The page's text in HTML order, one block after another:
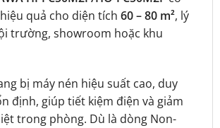
quả cho diện tích 60 – 80 m², lý
trường, showroom hoặc khu
bị máy nén hiệu suất cao, duy
định, giúp tiết kiệm điện và giảm
trong phòng. Dù là dòng Non-